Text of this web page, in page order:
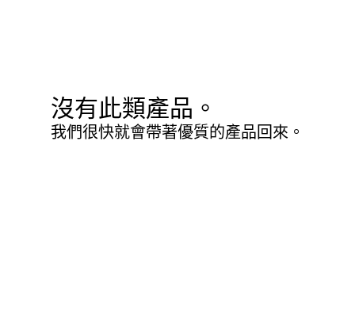
沒有此類產品。
我們很快就會帶著優質的產品回來。